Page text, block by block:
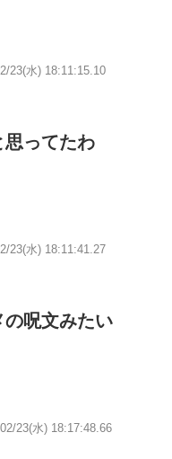
23(水) 18:11:15.10
思ってたわ
23(水) 18:11:41.27
の呪文みたい
23(水) 18:17:48.66